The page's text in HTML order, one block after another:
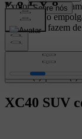
Explore a nossa
desempenho
intencional fazem
(3)
XC40 SUV